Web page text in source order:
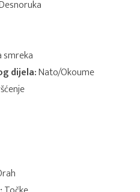
smreka
dijela:Nato/Okoume